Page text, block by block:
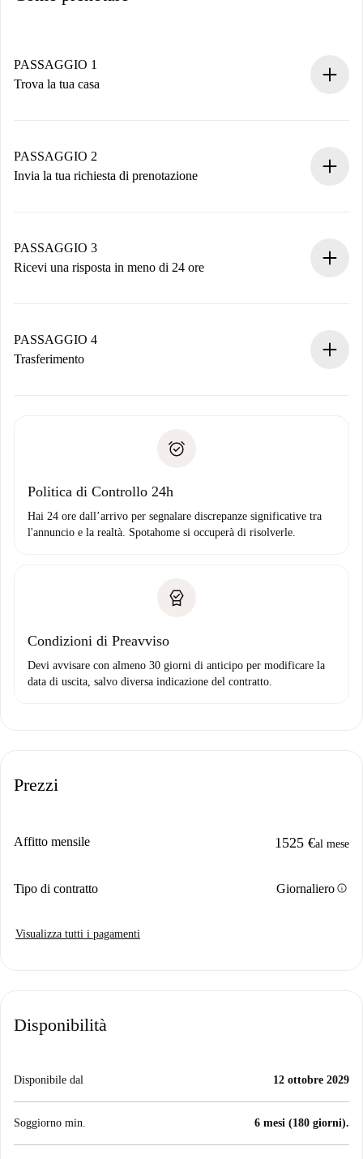
PASSAGGIO 1
Trova la tua casa
Hai tutte le informazioni necessarie in anticipo.
PASSAGGIO 2
Invia la tua richiesta di prenotazione
non accetta.
PASSAGGIO 3
Ricevi una risposta in meno di 24 ore
contatto con il proprietario.
Se rifiutata: non ti addebiteremo nulla e ti proporremo
Domiciliazione del pagamento
PASSAGGIO 4
Trasferimento
solo se non segnali problemi.
Politica di Controllo 24h
Hai 24 ore dall’arrivo per segnalare discrepanze significative tra
l'annuncio e la realtà. Spotahome si occuperà di risolverle.
Condizioni di Preavviso
Devi avvisare con almeno 30 giorni di anticipo per modificare la
data di uscita, salvo diversa indicazione del contratto.
Prezzi
Affitto mensile 1525 €al mese
Tipo di contratto Giornalieroinfo
Visualizza tutti i pagamenti
Disponibilità
Disponibile dal 12 ottobre 2029
Soggiorno min. 6 mesi (180 giorni).